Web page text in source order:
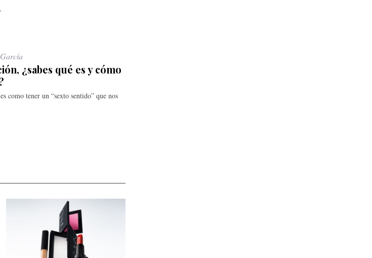
¿sabes qué es y cómo
como tener un “sexto sentido” que nos